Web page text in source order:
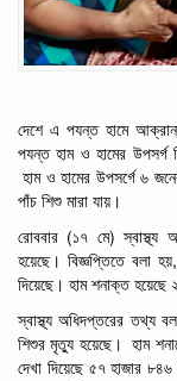
দেশে এ পযন্ত হামে
পযন্ত হাম ও হামের উপসর্গ
হাম ও হামের উপসর্গে ৬
পাঁচ শিশু মারা যায়।
রোববার (১৭ মে)স্বাস্থ্য
হয়েছে। বিজ্ঞপ্তিতে বলা হয়
দিয়েছে। হাম শনাক্ত হয়েছে
স্বাস্থ্য অধিদপ্তরের তথ্য
শিশুর মৃত্যু হয়েছে। হাম
দেখা দিয়েছে ৫৭ হাজার ৮৪৬